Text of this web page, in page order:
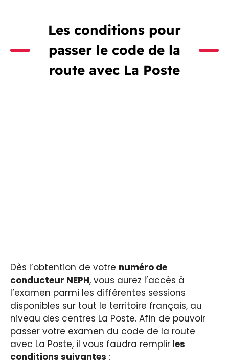
Les conditions pour
passer le code de la
route avec La Poste
Dès l’obtention de votre numéro de
conducteur NEPH, vous aurez l’accès à
l’examen parmi les différentes sessions
disponibles sur tout le territoire français, au
niveau des centres La Poste. Afin de pouvoir
passer votre examen du code de la route
avec La Poste, il vous faudra remplir les
conditions suivantes :